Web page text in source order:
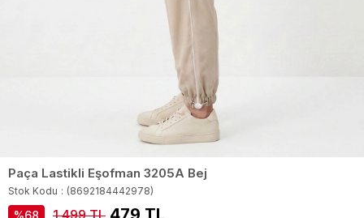
Paça Lastikli Eşofman 3205A Bej
Stok Kodu (8692184442978)
68 1.499 TL